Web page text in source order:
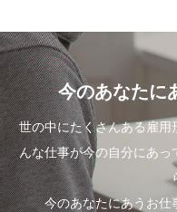
今のあなたに
世の中にたくさんある雇
んな仕事が今の自分にあ
今のあなたにあうお